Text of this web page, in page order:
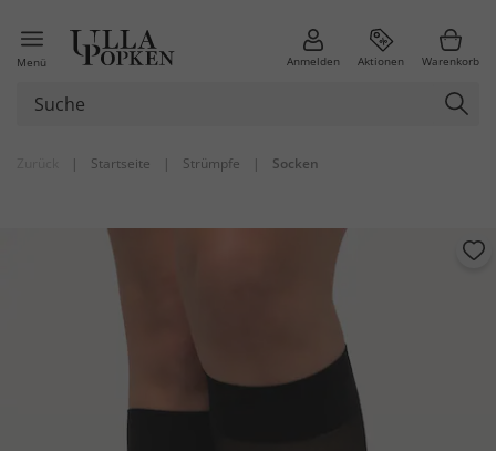
Menü Anmelden Aktionen Warenkorb
| Startseite | Strümpfe | Socken